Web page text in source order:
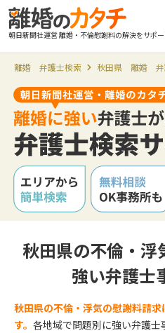
朝日新聞社運営 離婚・不倫慰謝料の解決をサポ
離婚 弁護士検索 秋田県 離婚 弁
秋田県の不倫・浮
強い弁護士
秋田県の不倫・浮気の慰謝料請
す。各地域で問題別に強い弁護